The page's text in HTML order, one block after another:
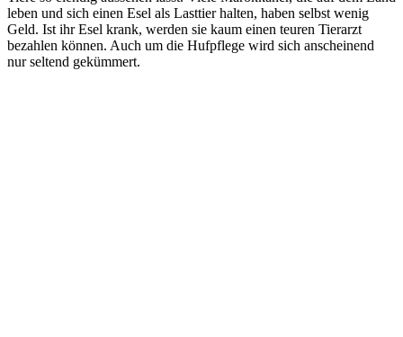
leben und sich einen Esel als Lasttier halten, haben selbst wenig
Geld. Ist ihr Esel krank, werden sie kaum einen teuren Tierarzt
bezahlen können. Auch um die Hufpflege wird sich anscheinend
nur seltend gekümmert.